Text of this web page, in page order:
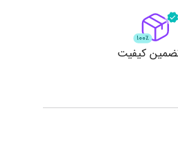
کیفیت